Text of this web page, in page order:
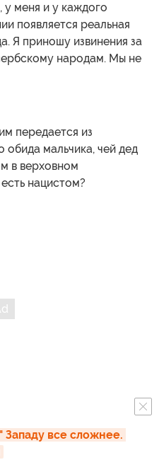
у меня и у каждого
появляется реальная
Я приношу извинения за
народам. Мы не
передается из
обида мальчика, чей дед
в верховном
нацистом?
Западу все сложнее.